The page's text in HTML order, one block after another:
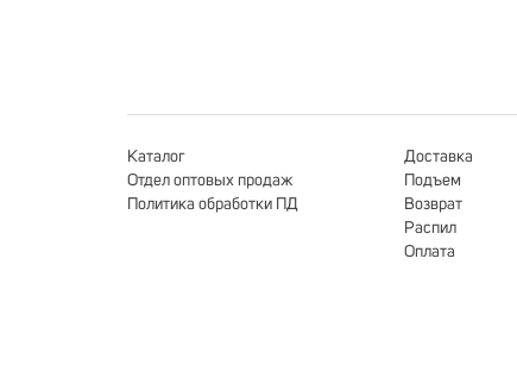
Каталог
Отдел оптовых продаж
Политика обработки ПД
Доставка
Подъем
Возврат
Распил
Оплата